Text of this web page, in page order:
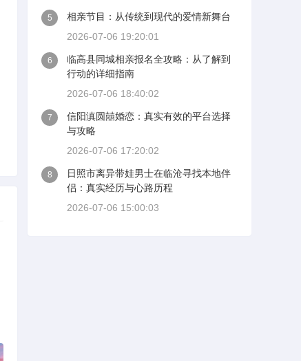
5
相亲节目：从传统到现代的爱情新舞台
2026-07-06 19:20:01
6
临高县同城相亲报名全攻略：从了解到
行动的详细指南
2026-07-06 18:40:02
7
信阳滇圆囍婚恋：真实有效的平台选择
与攻略
2026-07-06 17:20:02
8
日照市离异带娃男士在临沧寻找本地伴
侣：真实经历与心路历程
2026-07-06 15:00:03